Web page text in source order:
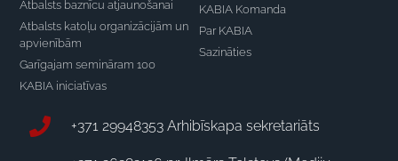
Atbalsts baznīcu atjaunošanai
Atbalsts katoļu organizācijām un
apvienībām
Garīgajam semināram 100
KABIA iniciatīvas
KABIA Komanda
Par KABIA
Sazināties
+371 29948353 Arhibīskapa sekretariāts